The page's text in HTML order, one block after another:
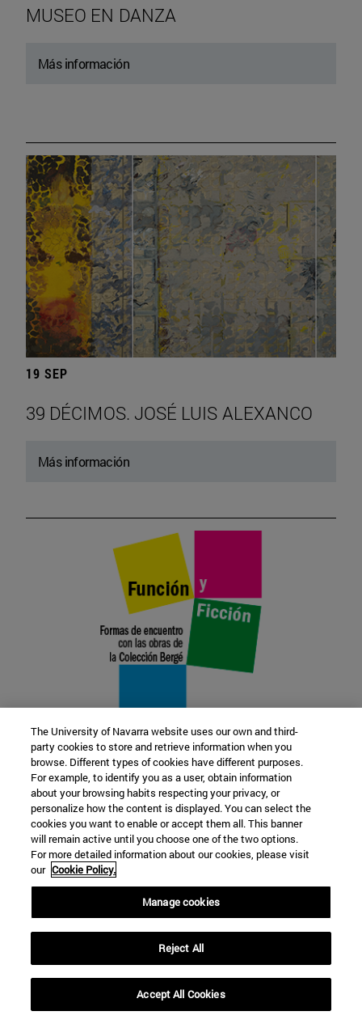
MUSEO EN DANZA
Más información
19 SEP
39 DÉCIMOS. JOSÉ LUIS ALEXANCO
Más información
22 SEP
FUNCIÓN Y FICCIÓN. Varios artistas
Más información
The University of Navarra website uses our own and third-
party cookies to store and retrieve information when you
browse. Different types of cookies have different purposes.
For example, to identify you as a user, obtain information
about your browsing habits respecting your privacy, or
personalize how the content is displayed. You can select the
cookies you want to enable or accept them all. This banner
will remain active until you choose one of the two options.
For more detailed information about our cookies, please visit
our Cookie Policy.
Manage cookies
Reject All
Accept All Cookies